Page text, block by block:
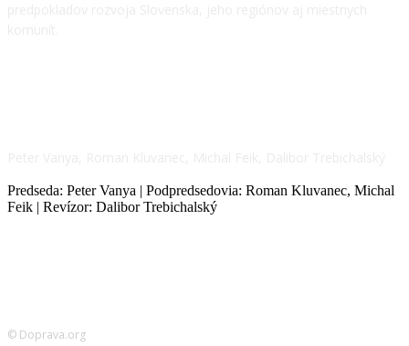
Predseda: Peter Vanya | Podpredsedovia: Roman Kluvanec, Michal
Feik | Revízor: Dalibor Trebichalský
© Doprava.org